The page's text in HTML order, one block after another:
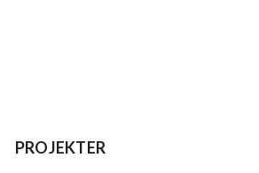
PROJEKTER